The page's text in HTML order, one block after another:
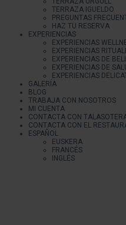
TERRAZA IGUELDO
PREGUNTAS
HAZ TU RESERVA
EXPERIENCIAS
EXPERIENCIAS
EXPERIENCIAS
EXPERIENCIAS DE
EXPERIENCIAS DE
EXPERIENCIAS
GALERÍA
BLOG
TRABAJA CON NOSOTROS
MI CUENTA
CONTACTA CON
CONTACTA CON EL
ESPAÑOL
EUSKERA
FRANCÉS
INGLÉS